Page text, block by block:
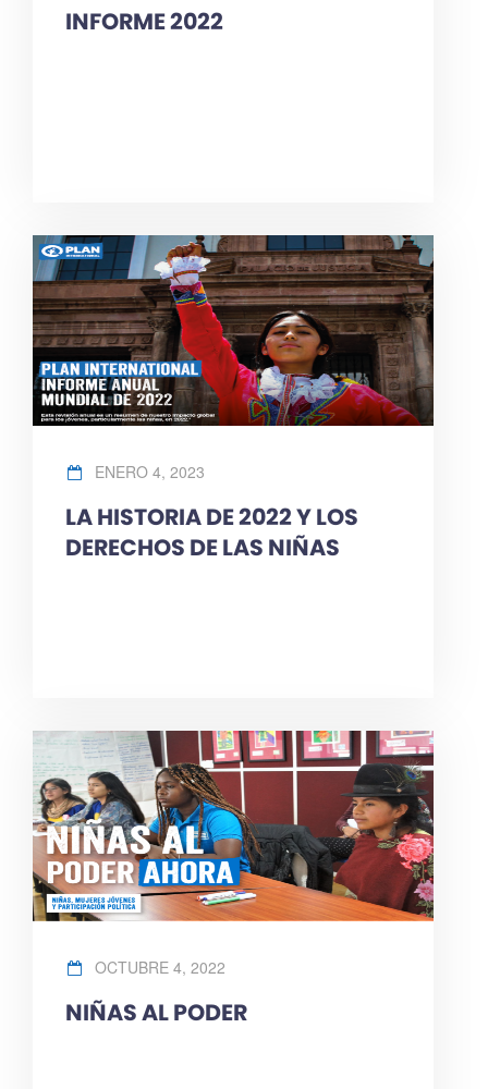
INFORME 2022
ENERO 4, 2023
LA HISTORIA DE 2022 Y LOS
DERECHOS DE LAS NIÑAS
OCTUBRE 4, 2022
NIÑAS AL PODER